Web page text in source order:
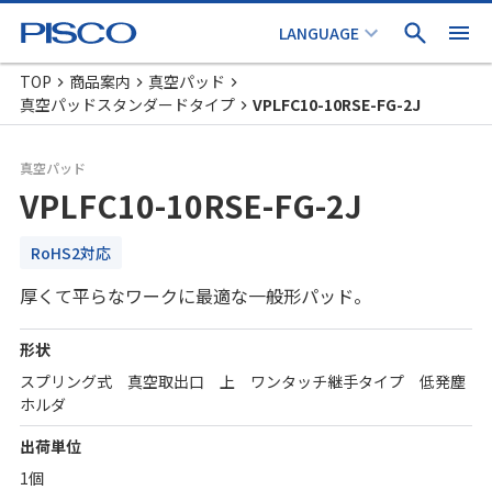
TOP 商品案内
真空パッド
真空パッドスタンダードタイプ
VPLFC10-10RSE-FG-2J
真空パッド
VPLFC10-10RSE-FG-2J
RoHS2対応
厚くて平らなワークに最適な一般形パッド。
形状
スプリング式 真空取出口 上 ワンタッチ継手タイプ 低発塵
ホルダ
出荷単位
1個